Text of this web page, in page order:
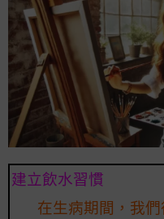
建立飲水習慣
在生病期間，我